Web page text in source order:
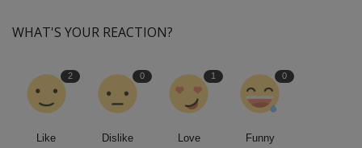
WHAT'S YOUR REACTION?
2
Like
0
Dislike
1
Love
0
Funny